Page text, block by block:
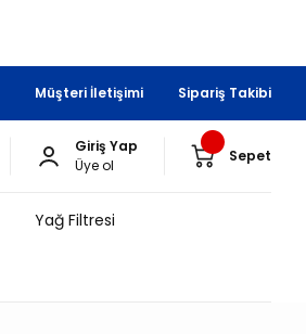
Müşteri İletişimi Sipariş Takibi
Giriş Yap
Üye ol
Sepet
Yağ Filtresi